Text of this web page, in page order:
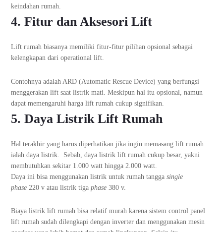
keindahan rumah.
4. Fitur dan Aksesori Lift
Lift rumah biasanya memiliki fitur-fitur pilihan opsional sebagai
kelengkapan dari operational lift.
Contohnya adalah ARD (Automatic Rescue Device) yang berfungsi
menggerakan lift saat listrik mati. Meskipun hal itu opsional, namun
dapat memengaruhi harga lift rumah cukup signifikan.
5. Daya Listrik Lift Rumah
Hal terakhir yang harus diperhatikan jika ingin memasang lift rumah
ialah daya listrik. Sebab, daya listrik lift rumah cukup besar, yakni
membutuhkan sekitar 1.000 watt hingga 2.000 watt.
Daya ini bisa menggunakan listrik untuk rumah tanggasingle
phase 220 v atau listrik tigaphase380 v.
Biaya listrik lift rumah bisa relatif murah karena sistem control panel
lift rumah sudah dilengkapi dengan inverter dan menggunakan mesin